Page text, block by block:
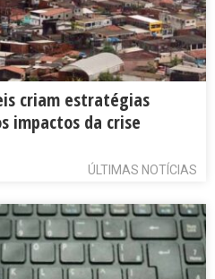
criam estratégias
impactos da crise
ÚLTIMAS NOTÍCIAS